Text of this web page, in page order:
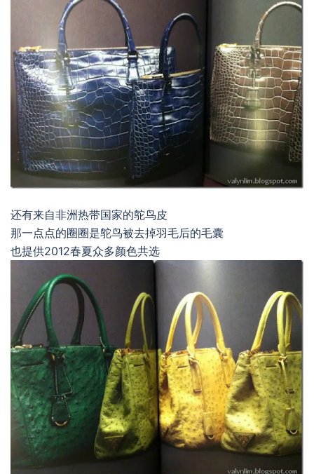
还有来自非洲热带国家的鸵鸟皮
那一点点的圈圈是鸵鸟被去掉羽毛后的毛囊
也提供2012春夏众多颜色共选